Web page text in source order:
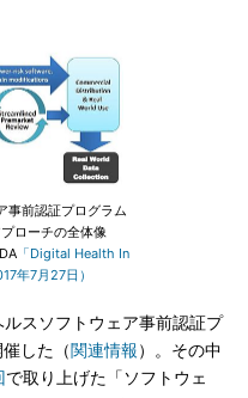
前認証プログラム
ローチの全体像
「Digital Health In
年7月27日）
スソフトウェア事前認証プ
した（関連情報）。その中
で取り上げた「ソフトウェ